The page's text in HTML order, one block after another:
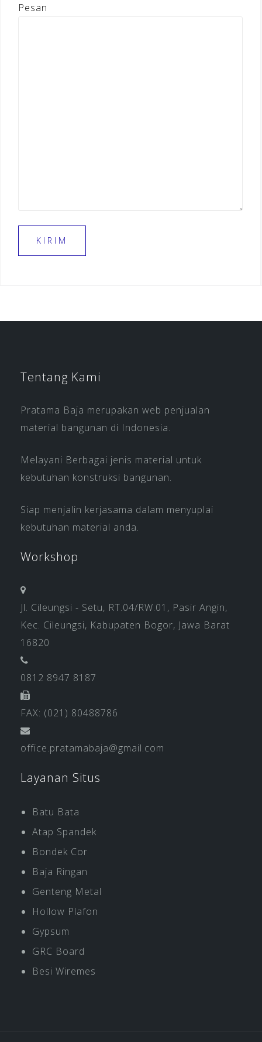
Pesan
Tentang Kami
Pratama Baja merupakan web penjualan
material bangunan di Indonesia.
Melayani Berbagai jenis material untuk
kebutuhan konstruksi bangunan.
Siap menjalin kerjasama dalam menyuplai
kebutuhan material anda.
Workshop
Jl. Cileungsi - Setu, RT.04/RW.01, Pasir Angin,
Kec. Cileungsi, Kabupaten Bogor, Jawa Barat
16820
0812 8947 8187
FAX: (021) 80488786
office.pratamabaja@gmail.com
Layanan Situs
Batu Bata
Atap Spandek
Bondek Cor
Baja Ringan
Genteng Metal
Hollow Plafon
Gypsum
GRC Board
Besi Wiremes